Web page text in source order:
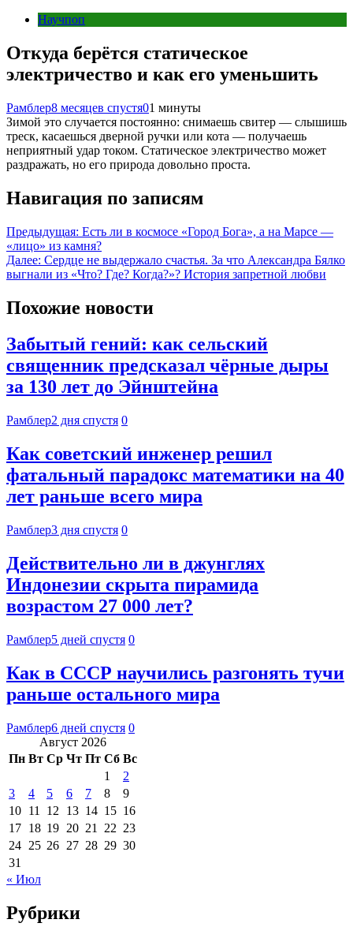
Научпоп
Откуда берётся статическое
электричество и как его уменьшить
Рамблер8 месяцев спустя01 минуты
Зимой это случается постоянно: снимаешь свитер — слышишь
треск, касаешься дверной ручки или кота — получаешь
неприятный удар током. Статическое электричество может
раздражать, но его природа довольно проста.
Навигация по записям
Предыдущая: Есть ли в космосе «Город Бога», а на Марсе —
«лицо» из камня?
Далее: Сердце не выдержало счастья. За что Александра Бялко
выгнали из «Что? Где? Когда?»? История запретной любви
Похожие новости
Забытый гений: как сельский
священник предсказал чёрные дыры
за 130 лет до Эйнштейна
Рамблер2 дня спустя 0
Как советский инженер решил
фатальный парадокс математики на 40
лет раньше всего мира
Рамблер3 дня спустя 0
Действительно ли в джунглях
Индонезии скрыта пирамида
возрастом 27 000 лет?
Рамблер5 дней спустя 0
Как в СССР научились разгонять тучи
раньше остального мира
Рамблер6 дней спустя 0
Август 2026
Пн Вт Ср Чт Пт Сб Вс
1
2
3
4 5 6 7 8
9
10 11 12 13 14 15 16
17 18 19 20 21 22 23
24 25 26 27 28 29 30
31
« Июл
Рубрики